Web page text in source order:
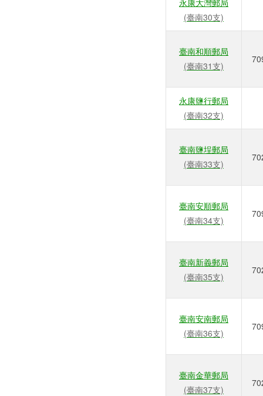
永康大灣郵局
(臺南30支)
臺南和順郵局
(臺南31支)
永康鹽行郵局
(臺南32支)
臺南鹽埕郵局
(臺南33支)
臺南安順郵局
(臺南34支)
臺南新義郵局
(臺南35支)
臺南安南郵局
(臺南36支)
臺南金華郵局
(臺南37支)